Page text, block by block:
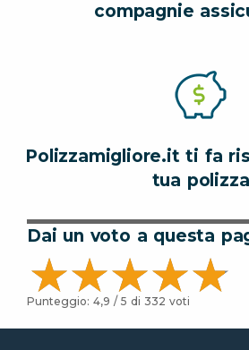
compagnie
Polizzamigliore.it ti fa
tua polizza
Dai un voto a questa
Punteggio: 4,9 / 5 di 332 voti